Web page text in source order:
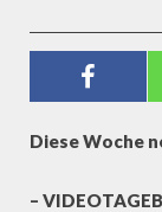
VOR
Diese Woche
–